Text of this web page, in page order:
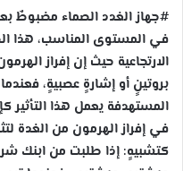
#جهاز الغدد الصماء مضبوطٌ
في المستوى المناسب، هذا
الارتجاعية حيث إن إفراز
بروتينٍ أو إشارةٍ عصبيةٍ،
المستهدفة يعمل هذا التأثير
في إفراز الهرمون من الغدة
كتشبيهٍ: إذا طلبت من ابنك